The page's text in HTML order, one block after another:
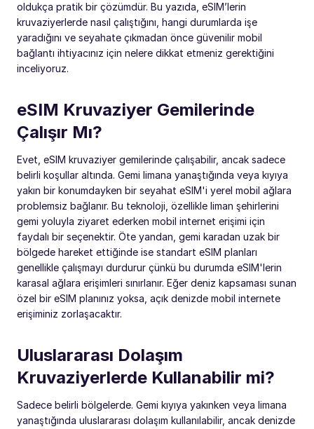
oldukça pratik bir çözümdür. Bu yazıda, eSIM’lerin
kruvaziyerlerde nasıl çalıştığını, hangi durumlarda işe
yaradığını ve seyahate çıkmadan önce güvenilir mobil
bağlantı ihtiyacınız için nelere dikkat etmeniz gerektiğini
inceliyoruz.
eSIM Kruvaziyer Gemilerinde
Çalışır Mı?
Evet, eSIM kruvaziyer gemilerinde çalışabilir, ancak sadece
belirli koşullar altında. Gemi limana yanaştığında veya kıyıya
yakın bir konumdayken bir seyahat eSIM'i yerel mobil ağlara
problemsiz bağlanır. Bu teknoloji, özellikle liman şehirlerini
gemi yoluyla ziyaret ederken mobil internet erişimi için
faydalı bir seçenektir. Öte yandan, gemi karadan uzak bir
bölgede hareket ettiğinde ise standart eSIM planları
genellikle çalışmayı durdurur çünkü bu durumda eSIM'lerin
karasal ağlara erişimleri sınırlanır. Eğer deniz kapsaması sunan
özel bir eSIM planınız yoksa, açık denizde mobil internete
erişiminiz zorlaşacaktır.
Uluslararası Dolaşım
Kruvaziyerlerde Kullanabilir mi?
Sadece belirli bölgelerde. Gemi kıyıya yakınken veya limana
yanaştığında uluslararası dolaşım kullanılabilir, ancak denizde